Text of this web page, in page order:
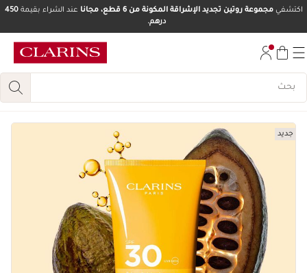
انتقل إلى أسفل الصفحة
اكتشفيمجموعة روتين تجديد الإشراقة المكونة من 6 قطع، مجانا عند الشراء بقيمة450
درهم.
جديد